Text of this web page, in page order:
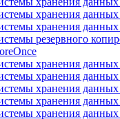
хранения данных
хранения данных
резервного
хранения
хранения
хранения данных
хранения
хранения